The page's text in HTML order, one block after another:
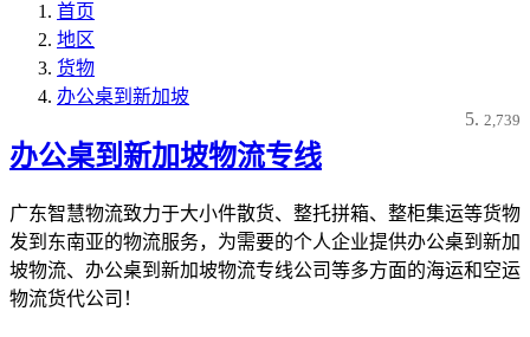
首页
地区
货物
办公桌到新加坡
2,739
办公桌到新加坡物流专线
广东智慧物流致力于大小件散货、整托拼箱、整柜集运等货物
发到东南亚的物流服务，为需要的个人企业提供办公桌到新加
坡物流、办公桌到新加坡物流专线公司等多方面的海运和空运
物流货代公司！